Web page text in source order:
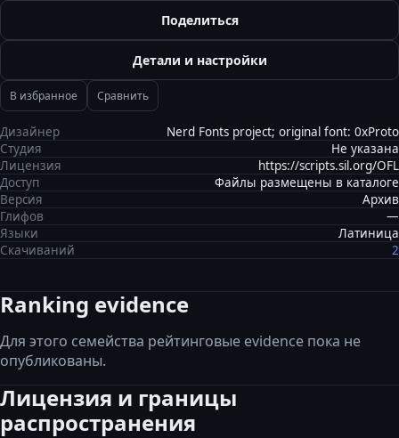
Поделиться
Детали и настройки
В избранное Сравнить
Дизайнер
Nerd Fonts project; original font: 0xProto
Студия
Не указана
Лицензия
https://scripts.sil.org/OFL
Доступ
Файлы размещены в каталоге
Версия
Архив
Глифов
—
Языки
Латиница
Скачиваний
2
Ranking evidence
Для этого семейства рейтинговые evidence пока не
опубликованы.
Лицензия и границы
распространения